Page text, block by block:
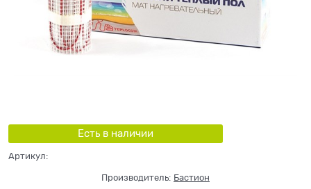
Есть в наличии
Артикул:
Производитель: Бастион